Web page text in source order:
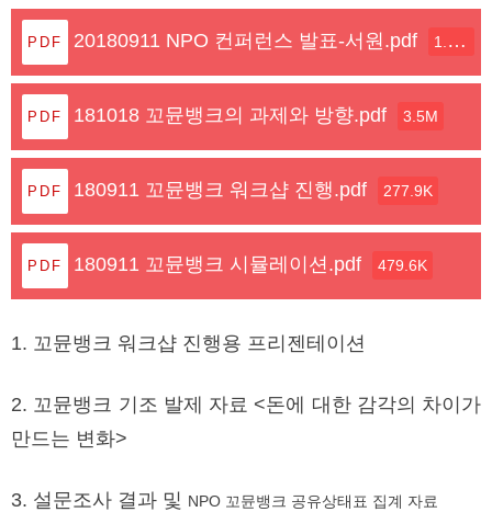
20180911 NPO 컨퍼런스 발표-서원.pdf 1.4M
181018 꼬뮨뱅크의 과제와 방향.pdf 3.5M
180911 꼬뮨뱅크 워크샵 진행.pdf 277.9K
180911 꼬뮨뱅크 시뮬레이션.pdf 479.6K
1. 꼬뮨뱅크 워크샵 진행용 프리젠테이션
2. 꼬뮨뱅크 기조 발제 자료 <돈에 대한 감각의 차이가
만드는 변화>
3. 설문조사 결과 및 NPO 꼬뮨뱅크 공유상태표 집계 자료